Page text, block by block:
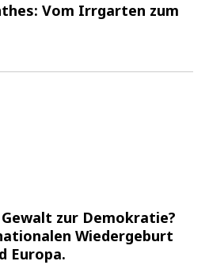
Vom Irrgarten zum
zur Demokratie?
Wiedergeburt
Europa.